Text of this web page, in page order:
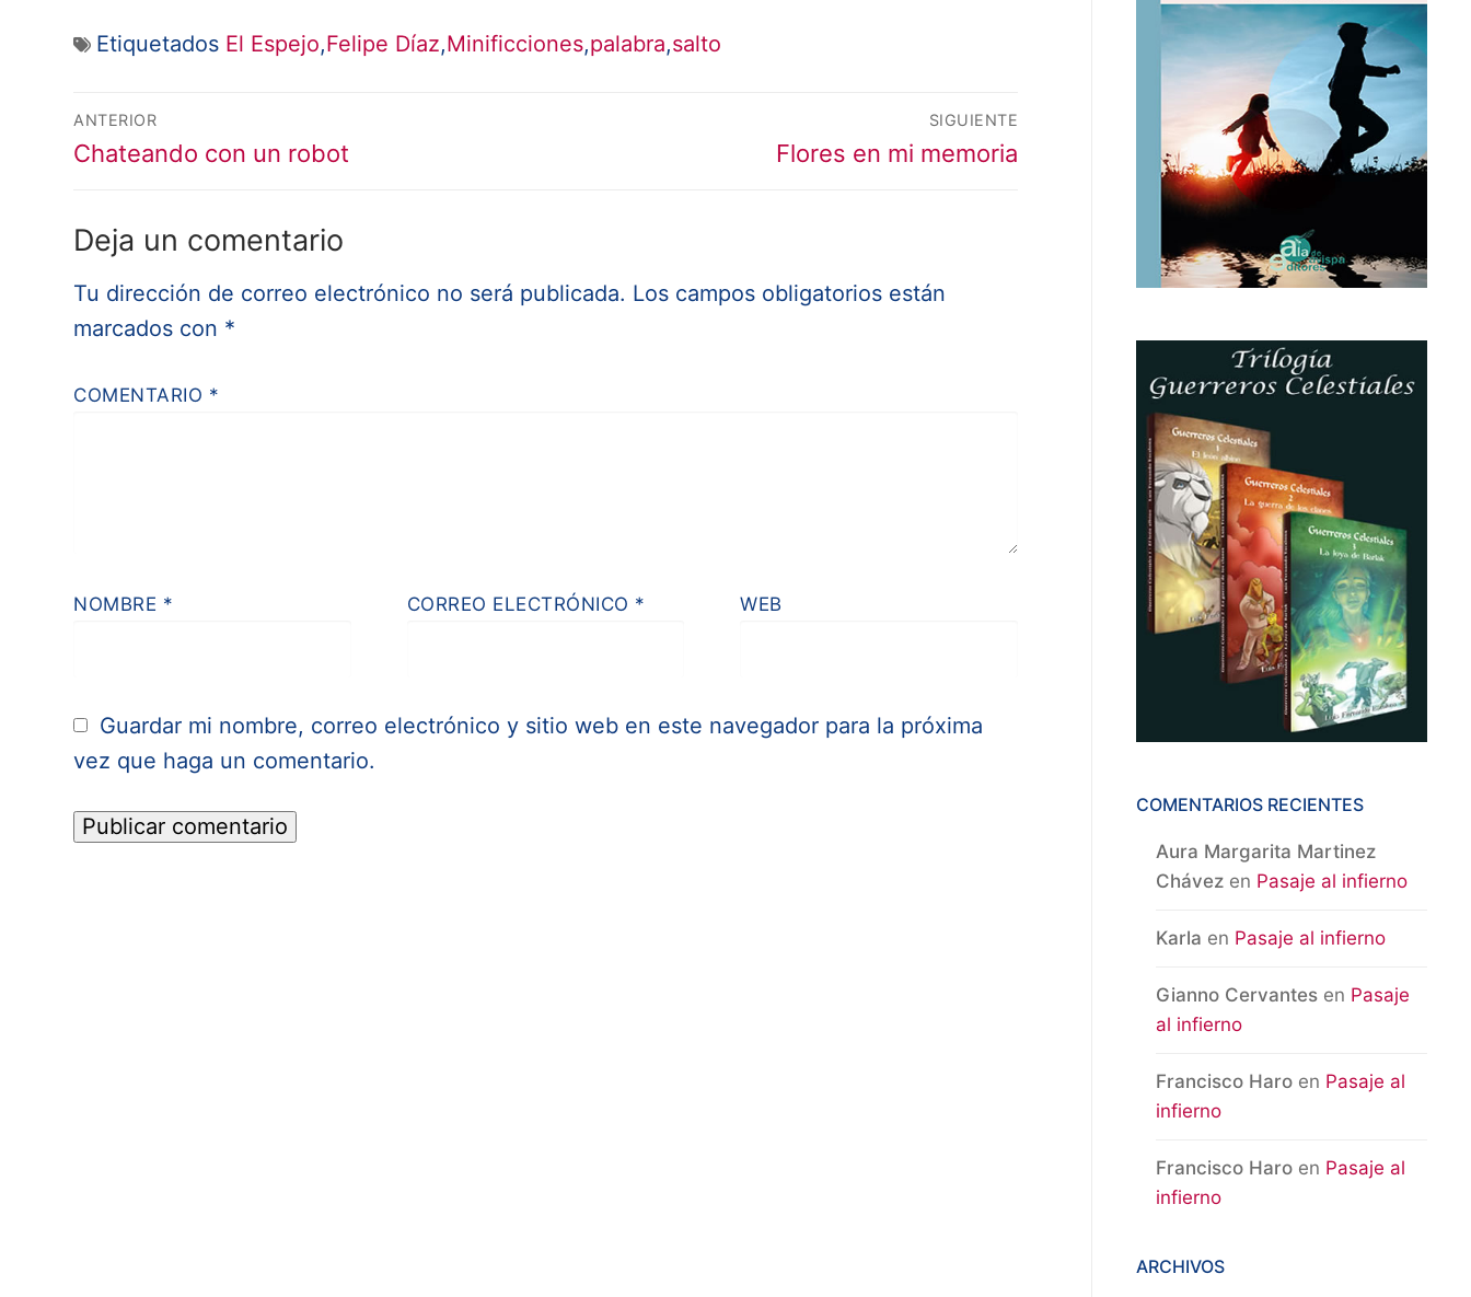
Etiquetados El Espejo,Felipe Díaz,Minificciones,palabra,salto
Navegación
de
ANTERIOR
Entrada
Chateando con un robot
SIGUIENTE
Entrada
Flores en mi memoria
Deja un comentario
Tu dirección de correo electrónico no será publicada. Los campos obligatorios están
marcados con *
COMENTARIO *
NOMBRE * CORREO ELECTRÓNICO * WEB
Guardar mi nombre, correo electrónico y sitio web en este navegador para la próxima
vez que haga un comentario.
COMENTARIOS RECIENTES
Aura Margarita Martinez
Chávez en Pasaje al infierno
Karla en Pasaje al infierno
Gianno Cervantes en Pasaje
al infierno
Francisco Haro en Pasaje al
infierno
Francisco Haro en Pasaje al
infierno
ARCHIVOS